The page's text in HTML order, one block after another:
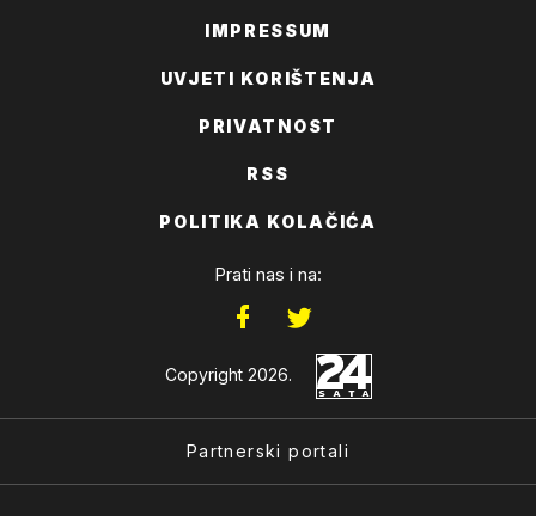
IMPRESSUM
UVJETI KORIŠTENJA
PRIVATNOST
RSS
POLITIKA KOLAČIĆA
Prati nas i na:
Copyright 2026.
Partnerski portali